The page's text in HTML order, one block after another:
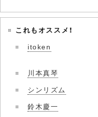
これもオススメ！
itoken
川本真琴
シンリズム
鈴木慶一